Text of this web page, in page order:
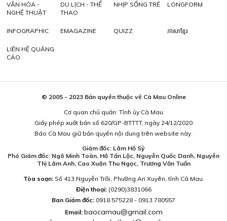
VĂN HÓA -
NGHỆ THUẬT
DU LỊCH - THỂ
THAO
NHỊP SỐNG TRẺ LONGFORM
INFOGRAPHIC EMAGAZINE QUIZZ ភាសាខ្មែរ
LIÊN HỆ QUẢNG
CÁO
© 2005 - 2023 Bản quyền thuộc về Cà Mau Online
Cơ quan chủ quản: Tỉnh ủy Cà Mau
Giấy phép xuất bản số 620/GP-BTTTT, ngày 24/12/2020
Báo Cà Mau giữ bản quyền nội dung trên website này.
Giám đốc: Lâm Hồ Sỹ
Phó Giám đốc: Ngô Minh Toàn, Hồ Tấn Lộc, Nguyễn Quốc Danh, Nguyễn
Thị Lâm Anh, Cao Xuân Thu Ngọc, Trương Văn Tuấn
Tòa soạn:Số 413 Nguyễn Trãi, Phường An Xuyên, tỉnh Cà Mau.
Điện thoại: (0290)3831066
Ban Giám đốc: 0918.575228 - 0913.780557
Email: baocamau@gmail.com